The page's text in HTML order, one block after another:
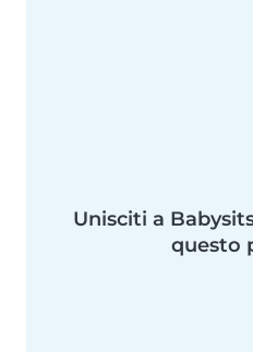
Unisciti a
questo